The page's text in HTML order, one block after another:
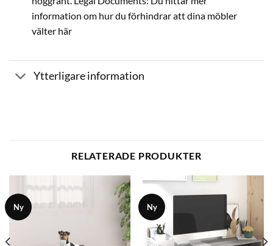
information om hur du förhindrar att dina möbler
välter här
Ytterligare information
RELATERADE PRODUKTER
Ny Ny